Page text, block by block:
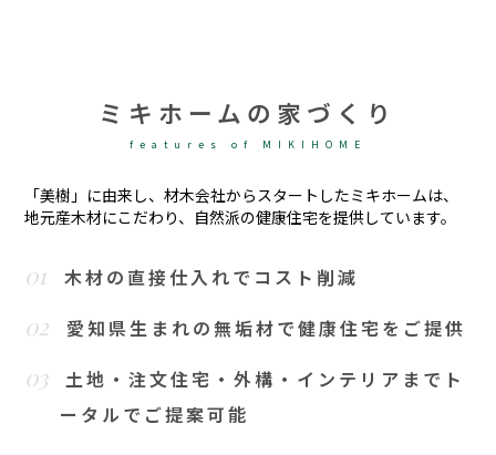
ミキホームの家づくり
features of MIKIHOME
「美樹」に由来し、材木会社からスタートしたミキホームは、
地元産木材にこだわり、自然派の健康住宅を提供しています。
01 木材の直接仕入れでコスト削減
02 愛知県生まれの無垢材で健康住宅をご提供
03
土地・注文住宅・外構・インテリアまでト
ータルでご提案可能